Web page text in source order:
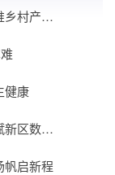
《政协提案撷英》加大乡村人才培养 助推乡村产业振兴
健康
《政协提案撷英》筑城乡可信数据空间 赋新区数字经济新动能
帆启新程